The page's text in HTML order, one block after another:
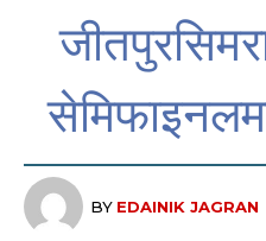
BY EDAINIK JAGRAN